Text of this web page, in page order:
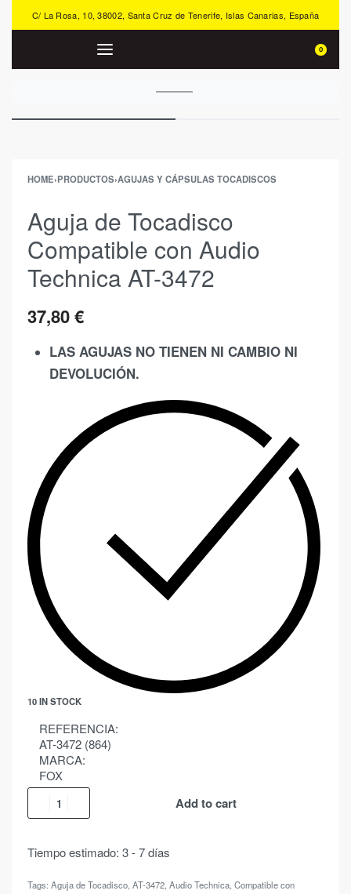
C/ La Rosa, 10, 38002, Santa Cruz de Tenerife, Islas Canarias, España
0
HOME›PRODUCTOS›AGUJAS Y CÁPSULAS TOCADISCOS
Aguja de Tocadisco
Compatible con Audio
Technica AT-3472
37,80€
LAS AGUJAS NO TIENEN NI CAMBIO NI
DEVOLUCIÓN.
10 IN STOCK
REFERENCIA:
AT-3472 (864)
MARCA:
FOX
Add to cart
Tiempo estimado: 3 - 7 días
Tags: Aguja de Tocadisco AT-3472 Audio Technica Compatible con